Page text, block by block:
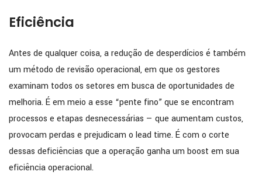
Eficiência
Antes de qualquer coisa, a redução de desperdícios é também
um método de revisão operacional, em que os gestores
examinam todos os setores em busca de oportunidades de
melhoria. É em meio a esse “pente fino” que se encontram
processos e etapas desnecessárias — que aumentam custos,
provocam perdas e prejudicam o lead time. É com o corte
dessas deficiências que a operação ganha um boost em sua
eficiência operacional.